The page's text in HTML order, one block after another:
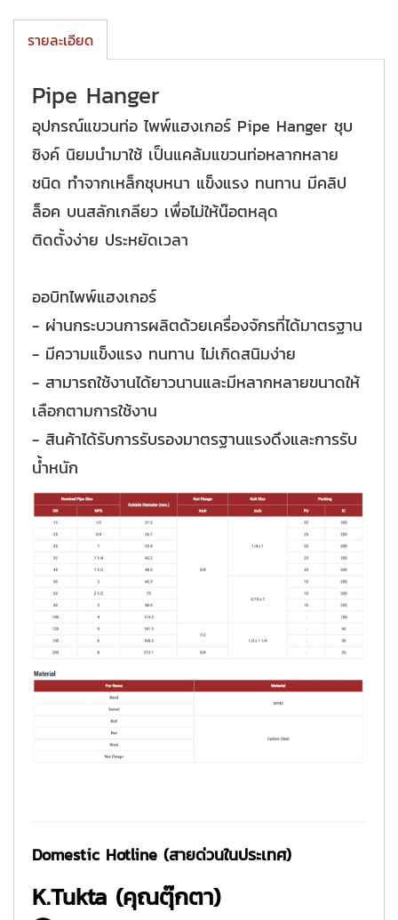
รายละเอียด
Pipe Hanger
อุปกรณ์แขวนท่อ ไพพ์แฮงเกอร์ Pipe Hanger ชุบ
ซิงค์ นิยมนำมาใช้ เป็นแคล้มแขวนท่อหลากหลาย
ชนิด ทำจากเหล็กชุบหนา แข็งแรง ทนทาน มีคลิป
ล็อค บนสลักเกลียว เพื่อไม่ให้น๊อตหลุด
ติดตั้งง่าย ประหยัดเวลา
ออบิทไพพ์แฮงเกอร์
- ผ่านกระบวนการผลิตด้วยเครื่องจักรที่ได้มาตรฐาน
- มีความแข็งแรง ทนทาน ไม่เกิดสนิมง่าย
- สามารถใช้งานได้ยาวนานและมีหลากหลายขนาดให้
เลือกตามการใช้งาน
- สินค้าได้รับการรับรองมาตรฐานแรงดึงและการรับ
น้ำหนัก
Domestic Hotline (สายด่วนในประเทศ)
K.Tukta (คุณตุ๊กตา)